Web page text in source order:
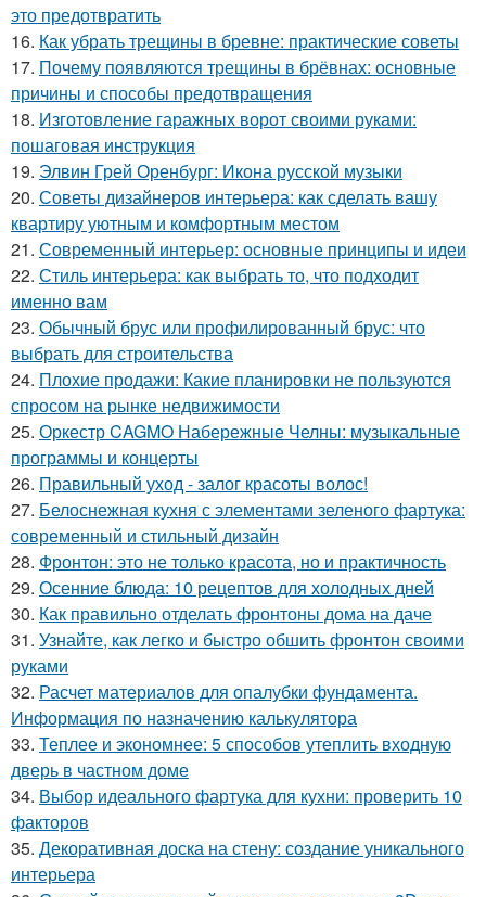
это предотвратить
16. Как убрать трещины в бревне: практические советы
17. Почему появляются трещины в брёвнах: основные
причины и способы предотвращения
18. Изготовление гаражных ворот своими руками:
пошаговая инструкция
19. Элвин Грей Оренбург: Икона русской музыки
20. Советы дизайнеров интерьера: как сделать вашу
квартиру уютным и комфортным местом
21. Современный интерьер: основные принципы и идеи
22. Стиль интерьера: как выбрать то, что подходит
именно вам
23. Обычный брус или профилированный брус: что
выбрать для строительства
24. Плохие продажи: Какие планировки не пользуются
спросом на рынке недвижимости
25. Оркестр CAGMO Набережные Челны: музыкальные
программы и концерты
26. Правильный уход - залог красоты волос!
27. Белоснежная кухня с элементами зеленого фартука:
современный и стильный дизайн
28. Фронтон: это не только красота, но и практичность
29. Осенние блюда: 10 рецептов для холодных дней
30. Как правильно отделать фронтоны дома на даче
31. Узнайте, как легко и быстро обшить фронтон своими
руками
32. Расчет материалов для опалубки фундамента.
Информация по назначению калькулятора
33. Теплее и экономнее: 5 способов утеплить входную
дверь в частном доме
34. Выбор идеального фартука для кухни: проверить 10
факторов
35. Декоративная доска на стену: создание уникального
интерьера